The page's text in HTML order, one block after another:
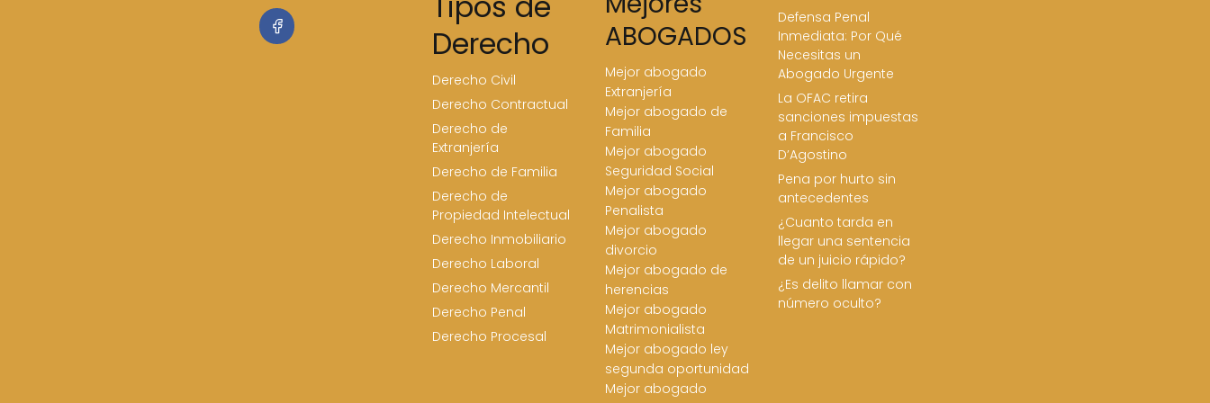
Derecho
Derecho Civil
Derecho Contractual
Derecho de
Extranjería
Derecho de Familia
Derecho de
Propiedad Intelectual
Derecho Inmobiliario
Derecho Laboral
Derecho Mercantil
Derecho Penal
Derecho Procesal
ABOGADOS
Mejor abogado
Extranjería
Mejor abogado de
Familia
Mejor abogado
Seguridad Social
Mejor abogado
Penalista
Mejor abogado
divorcio
Mejor abogado de
herencias
Mejor abogado
Matrimonialista
Mejor abogado ley
segunda oportunidad
Mejor abogado
Defensa Penal
Inmediata: Por Qué
Necesitas un
Abogado Urgente
La OFAC retira
sanciones impuestas
a Francisco
D’Agostino
Pena por hurto sin
antecedentes
¿Cuanto tarda en
llegar una sentencia
de un juicio rápido?
¿Es delito llamar con
número oculto?